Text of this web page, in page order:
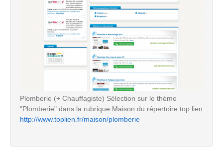
Plomberie (+ Chauffagiste) Sélection sur le thème
"Plomberie" dans la rubrique Maison du répertoire top lien
http://www.toplien.fr/maison/plomberie